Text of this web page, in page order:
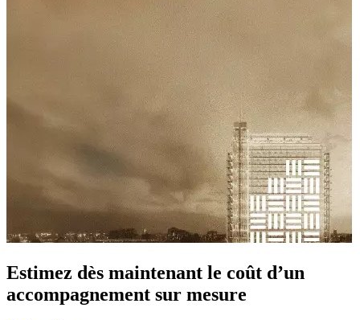
Estimez dès maintenant le coût d’un
accompagnement sur mesure